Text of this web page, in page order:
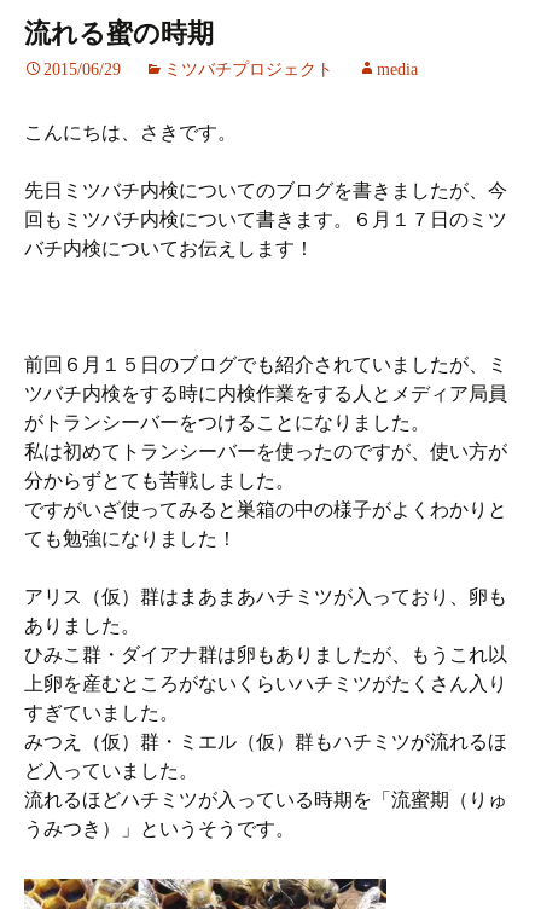
流れる蜜の時期
2015/06/29 ミツバチプロジェクト media
こんにちは、さきです。
先日ミツバチ内検についてのブログを書きましたが、今
回もミツバチ内検について書きます。６月１７日のミツ
バチ内検についてお伝えします！
前回６月１５日のブログでも紹介されていましたが、ミ
ツバチ内検をする時に内検作業をする人とメディア局員
がトランシーバーをつけることになりました。
私は初めてトランシーバーを使ったのですが、使い方が
分からずとても苦戦しました。
ですがいざ使ってみると巣箱の中の様子がよくわかりと
ても勉強になりました！
アリス（仮）群はまあまあハチミツが入っており、卵も
ありました。
ひみこ群・ダイアナ群は卵もありましたが、もうこれ以
上卵を産むところがないくらいハチミツがたくさん入り
すぎていました。
みつえ（仮）群・ミエル（仮）群もハチミツが流れるほ
ど入っていました。
流れるほどハチミツが入っている時期を「流蜜期（りゅ
うみつき）」というそうです。